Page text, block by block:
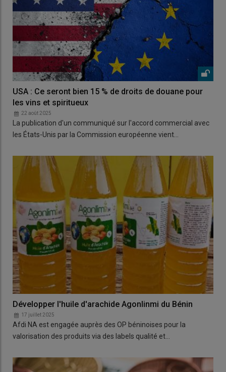
USA : Ce seront bien 15 % de droits de douane pour
les vins et spiritueux
22 août 2025
La publication d'un communiqué sur l'accord commercial avec
les États-Unis par la Commission européenne vient…
Développer l'huile d'arachide Agonlinmi du Bénin
17 juillet 2025
Afdi NA est engagée auprès des OP béninoises pour la
valorisation des produits via des labels qualité et…